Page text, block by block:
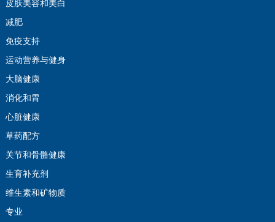
皮肤美容和美白
减肥
免疫支持
运动营养与健身
大脑健康
消化和胃
心脏健康
草药配方
关节和骨骼健康
生育补充剂
维生素和矿物质
专业